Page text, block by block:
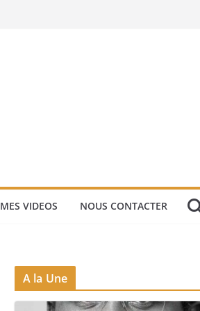
MES VIDEOS NOUS CONTACTER
A la Une